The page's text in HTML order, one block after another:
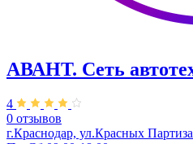
АВАНТ. ​Сеть
4
0 отзывов
г.Краснодар, ул.Красных